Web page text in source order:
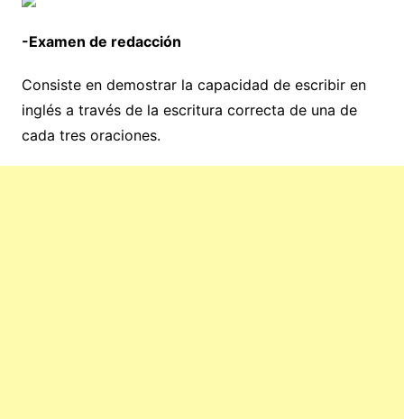
-Examen de redacción
Consiste en demostrar la capacidad de escribir en
inglés a través de la escritura correcta de una de
cada tres oraciones.